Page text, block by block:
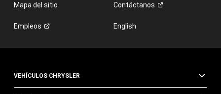
Mapa del sitio Contáctanos
Empleos English
VEHÍCULOS CHRYSLER